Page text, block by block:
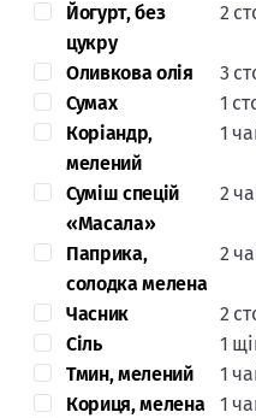
Йогурт, без
цукру
2
Оливкова олія
3
Сумах
1
Коріандр,
мелений
1
Суміш спецій
«Масала»
2
Паприка,
солодка мелена
2
Часник
2
Сіль
1
Тмин, мелений
1
Кориця, мелена
1